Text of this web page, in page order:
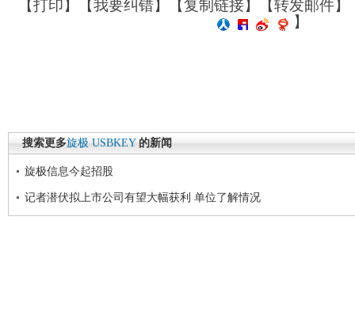
【打印】【我要纠错】【复制链接】【转发邮件】
】
搜索更多旋极 USBKEY 的新闻
旋极信息今起招股
记者潜伏拟上市公司有望大幅获利 单位了解情况